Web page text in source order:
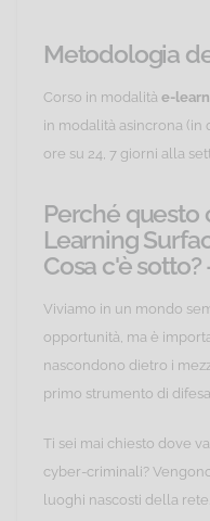
Metodologia
Corso in modalità e-
in modalità asincrona (in
ore su 24, 7 giorni alla
Perché questo
Learning
Cosa c'è
Viviamo in un mondo
opportunità, ma è
nascondono dietro i
primo strumento di difesa.
Ti sei mai chiesto dove
cyber-criminali?
luoghi nascosti della rete.